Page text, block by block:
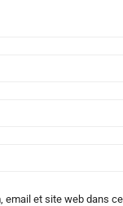
email et site web dans